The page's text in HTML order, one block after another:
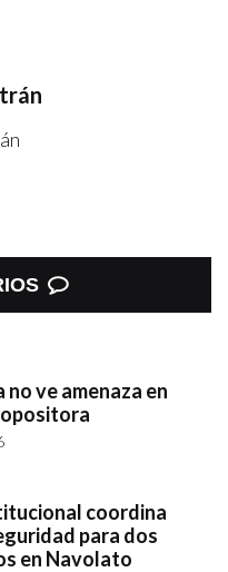
ve amenaza en
coordina
para dos
en Navolato